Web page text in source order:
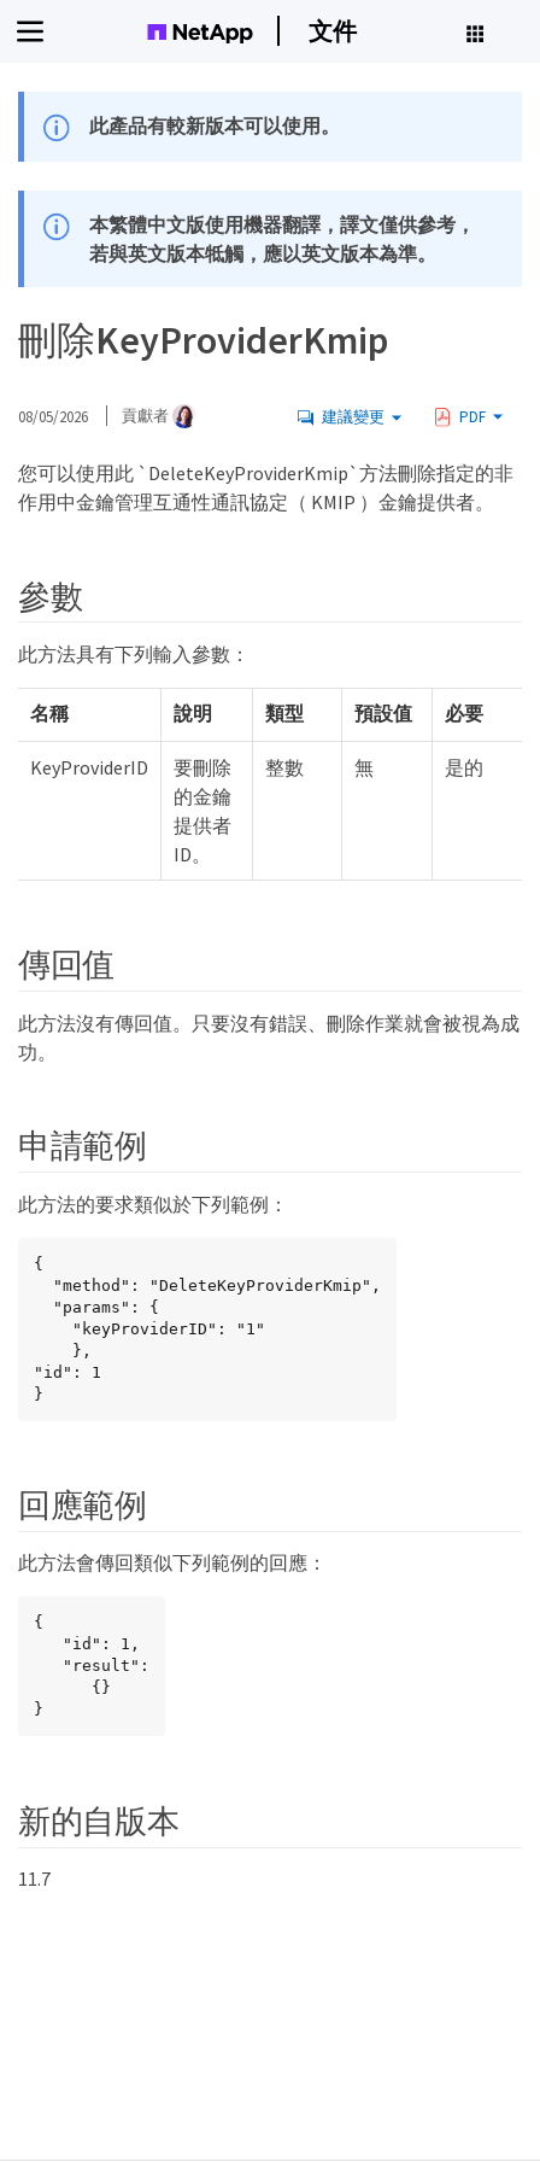
文件
此產品有較新版本可以使用。
本繁體中文版使用機器翻譯，譯文僅供參考，
若與英文版本牴觸，應以英文版本為準。
刪除KeyProviderKmip
08/05/2026 貢獻者 建議變更 PDF
您可以使用此 `DeleteKeyProviderKmip`方法刪除指定的非
作用中金鑰管理互通性通訊協定（ KMIP ）金鑰提供者。
參數
此方法具有下列輸入參數：
名稱 說明 類型 預設值 必要
KeyProviderID
要刪除
的金鑰
提供者
ID。
整數 無 是的
傳回值
此方法沒有傳回值。只要沒有錯誤、刪除作業就會被視為成
功。
申請範例
此方法的要求類似於下列範例：
{
"id": 1
}
回應範例
此方法會傳回類似下列範例的回應：
{
}
新的自版本
11.7